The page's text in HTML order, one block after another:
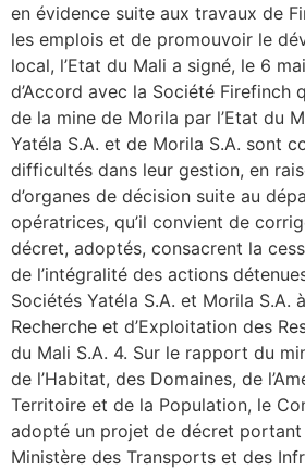
en évidence suite aux travaux de
les emplois et de promouvoir le
local, l’Etat du Mali a signé, le 6
d’Accord avec la Société Firefinch
de la mine de Morila par l’Etat du
Yatéla S.A. et de Morila S.A. sont
difficultés dans leur gestion, en
d’organes de décision suite au
opératrices, qu’il convient de
décret, adoptés, consacrent la
de l’intégralité des actions
Sociétés Yatéla S.A. et Morila S.A.
Recherche et d’Exploitation des
du Mali S.A. 4. Sur le rapport du
de l’Habitat, des Domaines, de
Territoire et de la Population, le
adopté un projet de décret
Ministère des Transports et des